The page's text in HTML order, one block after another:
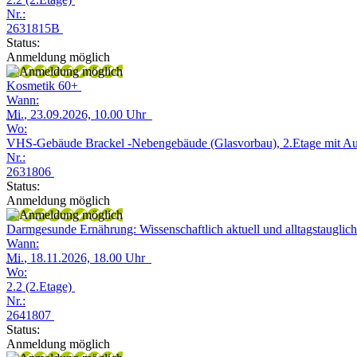
Nr.:
2631815B
Status:
Anmeldung möglich
Kosmetik 60+
Wann:
Mi., 23.09.2026, 10.00 Uhr
Wo:
VHS-Gebäude Brackel -Nebengebäude (Glasvorbau), 2.Etage mit
Nr.:
2631806
Status:
Anmeldung möglich
Darmgesunde Ernährung: Wissenschaftlich aktuell und alltagstauglich
Wann:
Mi., 18.11.2026, 18.00 Uhr
Wo:
2.2 (2.Etage)
Nr.:
2641807
Status:
Anmeldung möglich